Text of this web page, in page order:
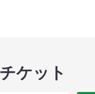
ケット